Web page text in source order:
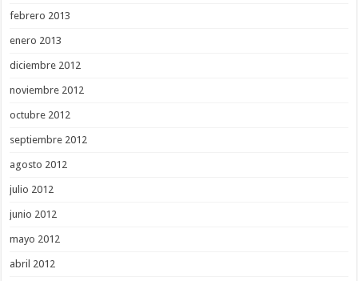
febrero 2013
enero 2013
diciembre 2012
noviembre 2012
octubre 2012
septiembre 2012
agosto 2012
julio 2012
junio 2012
mayo 2012
abril 2012